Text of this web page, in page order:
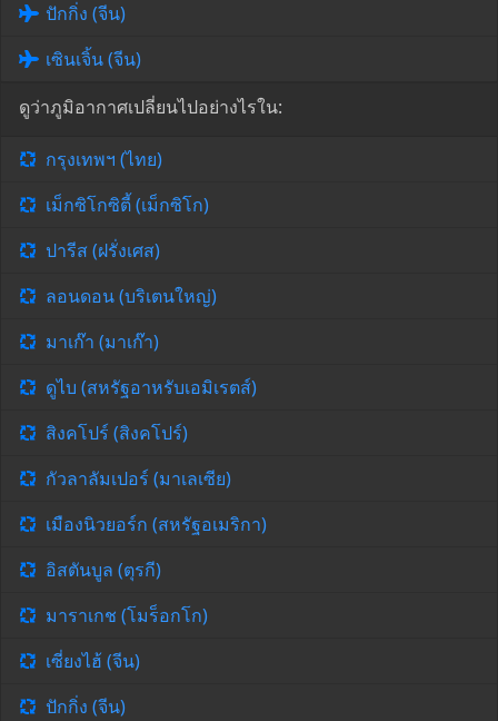
ปักกิ่ง (จีน)
เซินเจิ้น (จีน)
ดูว่าภูมิอากาศเปลี่ยนไปอย่างไรใน:
กรุงเทพฯ (ไทย)
เม็กซิโกซิตี้ (เม็กซิโก)
ปารีส (ฝรั่งเศส)
ลอนดอน (บริเตนใหญ่)
มาเก๊า (มาเก๊า)
ดูไบ (สหรัฐอาหรับเอมิเรตส์)
สิงคโปร์ (สิงคโปร์)
กัวลาลัมเปอร์ (มาเลเซีย)
เมืองนิวยอร์ก (สหรัฐอเมริกา)
อิสตันบูล (ตุรกี)
มาราเกช (โมร็อกโก)
เซี่ยงไฮ้ (จีน)
ปักกิ่ง (จีน)